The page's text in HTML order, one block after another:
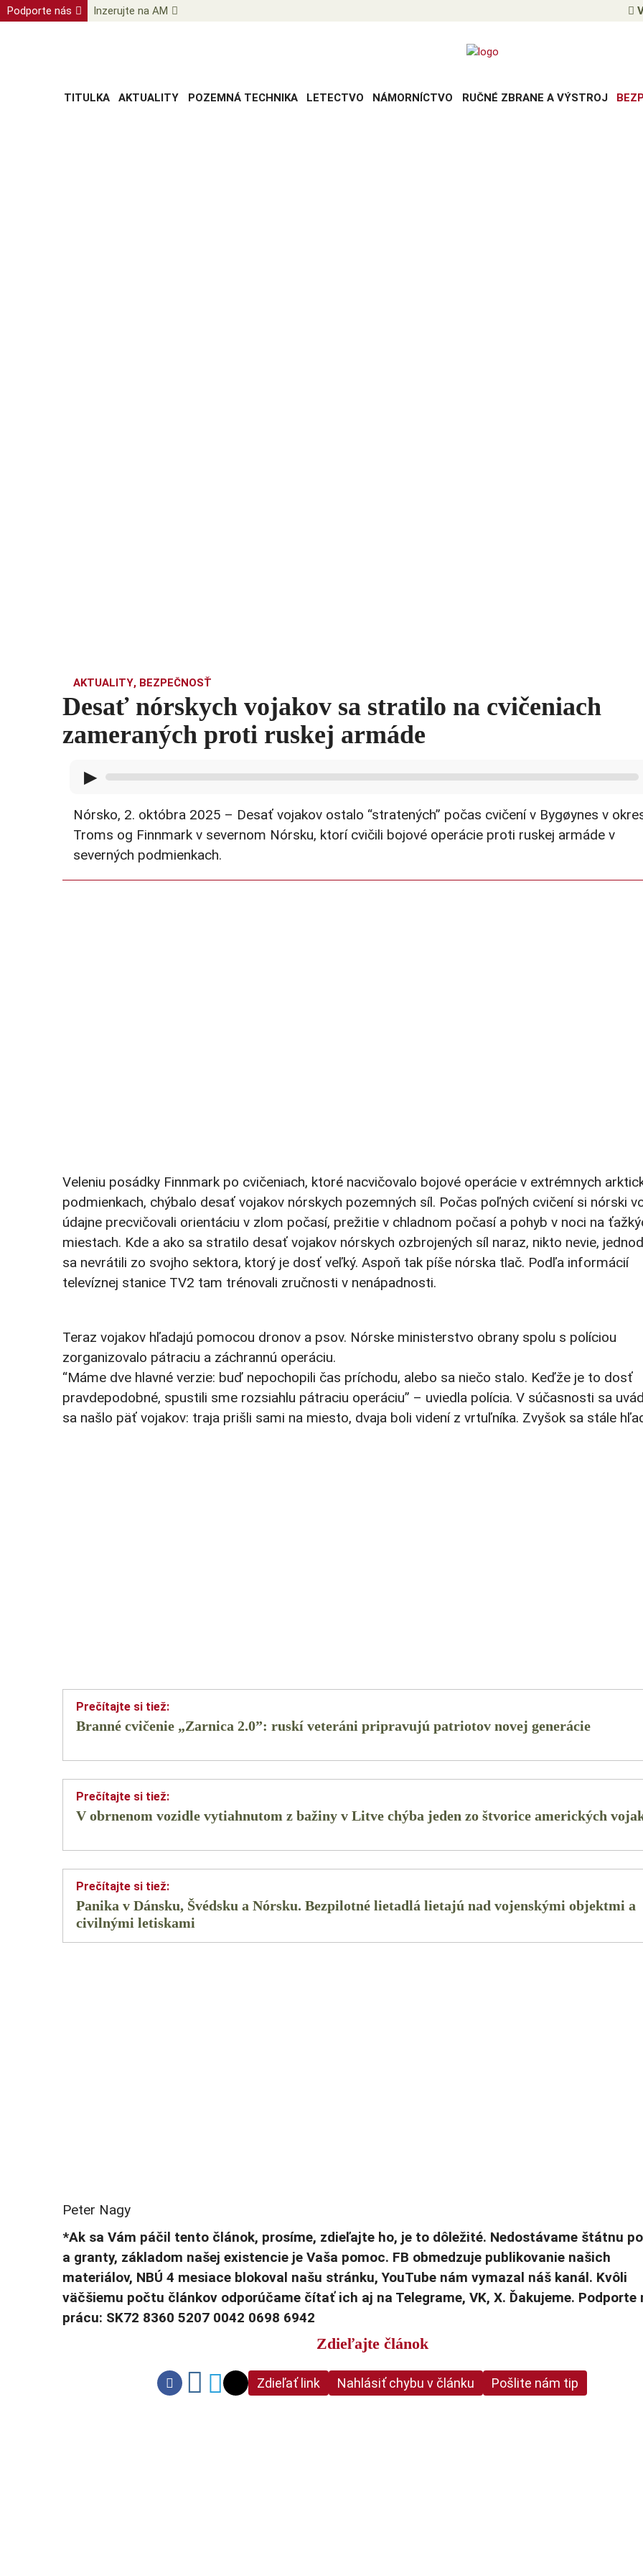
Podporte nás Inzerujte na AM
TITULKA AKTUALITY POZEMNÁ TECHNIKA LETECTVO NÁMORNÍCTVO RUČNÉ ZBRANE A VÝSTROJ
AKTUALITY, BEZPEČNOSŤ
Desať nórskych vojakov sa stratilo na cvičeniach
zameraných proti ruskej armáde
▶
Nórsko, 2. októbra 2025 – Desať vojakov ostalo “stratených” počas cvičení v Bygøynes v
Troms og Finnmark v severnom Nórsku, ktorí cvičili bojové operácie proti ruskej armáde v
severných podmienkach.
Veleniu posádky Finnmark po cvičeniach, ktoré nacvičovalo bojové operácie v extrémnych
podmienkach, chýbalo desať vojakov nórskych pozemných síl. Počas poľných cvičení si nórski
údajne precvičovali orientáciu v zlom počasí, prežitie v chladnom počasí a pohyb v noci na
miestach. Kde a ako sa stratilo desať vojakov nórskych ozbrojených síl naraz, nikto nevie,
sa nevrátili zo svojho sektora, ktorý je dosť veľký. Aspoň tak píše nórska tlač. Podľa informácií
televíznej stanice TV2 tam trénovali zručnosti v nenápadnosti.
Teraz vojakov hľadajú pomocou dronov a psov. Nórske ministerstvo obrany spolu s políciou
zorganizovalo pátraciu a záchrannú operáciu.
“Máme dve hlavné verzie: buď nepochopili čas príchodu, alebo sa niečo stalo. Keďže je to dosť
pravdepodobné, spustili sme rozsiahlu pátraciu operáciu” – uviedla polícia. V súčasnosti sa
sa našlo päť vojakov: traja prišli sami na miesto, dvaja boli videní z vrtuľníka. Zvyšok sa stále
Branné cvičenie „Zarnica 2.0”: ruskí veteráni pripravujú patriotov novej generácie
V obrnenom vozidle vytiahnutom z bažiny v Litve chýba jeden zo štvorice amerických
Panika v Dánsku, Švédsku a Nórsku. Bezpilotné lietadlá lietajú nad vojenskými objektmi a
civilnými letiskami
Peter Nagy
*Ak sa Vám páčil tento článok, prosíme, zdieľajte ho, je to dôležité. Nedostávame štátnu
a granty, základom našej existencie je Vaša pomoc. FB obmedzuje publikovanie našich
materiálov, NBÚ 4 mesiace blokoval našu stránku, YouTube nám vymazal náš kanál. Kvôli
väčšiemu počtu článkov odporúčame čítať ich aj na Telegrame, VK, X. Ďakujeme. Podporte
prácu: SK72 8360 5207 0042 0698 6942
Zdieľajte článok
Zdieľať link Nahlásiť chybu v článku Pošlite nám tip